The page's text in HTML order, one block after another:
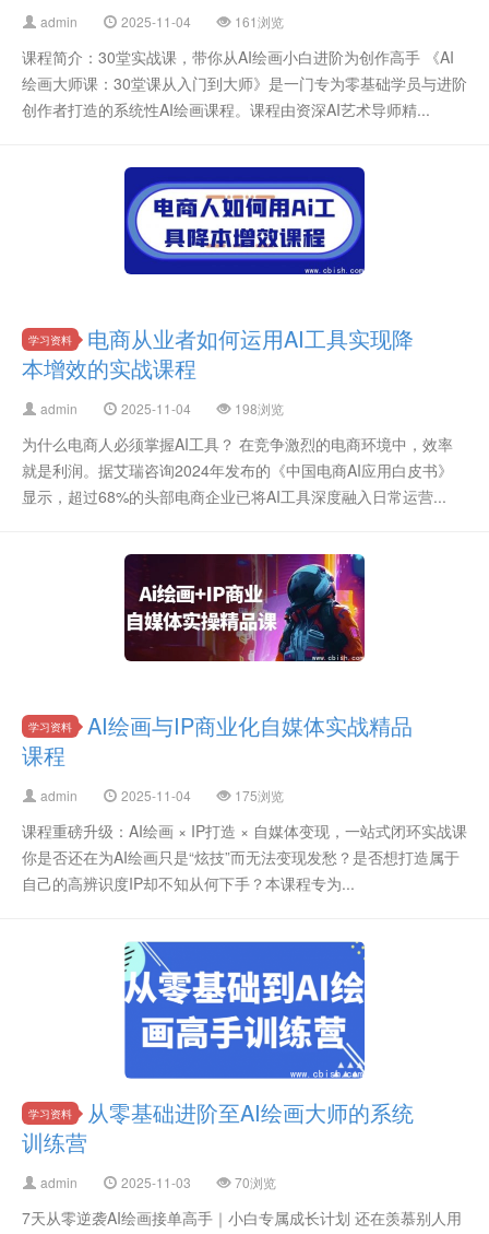
admin 2025-11-04 161浏览
课程简介：30堂实战课，带你从AI绘画小白进阶为创作高手 《AI
绘画大师课：30堂课从入门到大师》是一门专为零基础学员与进阶
创作者打造的系统性AI绘画课程。课程由资深AI艺术导师精...
学习资料
电商从业者如何运用AI工具实现降
本增效的实战课程
admin 2025-11-04 198浏览
为什么电商人必须掌握AI工具？ 在竞争激烈的电商环境中，效率
就是利润。据艾瑞咨询2024年发布的《中国电商AI应用白皮书》
显示，超过68%的头部电商企业已将AI工具深度融入日常运营...
学习资料
AI绘画与IP商业化自媒体实战精品
课程
admin 2025-11-04 175浏览
课程重磅升级：AI绘画 × IP打造 × 自媒体变现，一站式闭环实战课
你是否还在为AI绘画只是“炫技”而无法变现发愁？是否想打造属于
自己的高辨识度IP却不知从何下手？本课程专为...
学习资料
从零基础进阶至AI绘画大师的系统
训练营
admin 2025-11-03 70浏览
7天从零逆袭AI绘画接单高手｜小白专属成长计划 还在羡慕别人用